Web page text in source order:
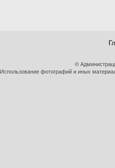
©
Использование фотографий и иных